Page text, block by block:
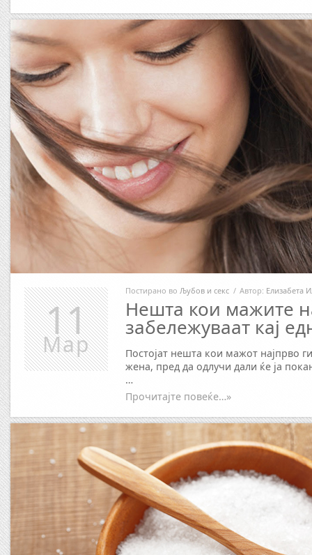
Постирано во Љубов и секс / Автор: Елизабета
Нешта кои мажите
забележуваат кај
Постојат нешта кои мажот најпрво
жена, пред да одлучи дали ќе ја
…
Прочитајте повеќе…»
11
Мар